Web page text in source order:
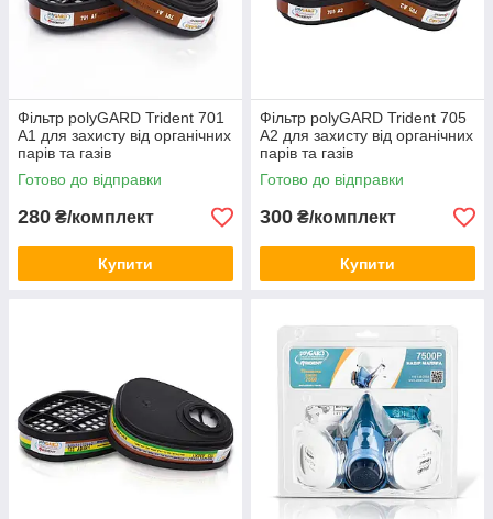
Фільтр polyGARD Trident 701
А1 для захисту від органічних
парів та газів
Готово до відправки
280 ₴/комплект
Купити
Фільтр polyGARD Trident 705
А2 для захисту від органічних
парів та газів
Готово до відправки
300 ₴/комплект
Купити